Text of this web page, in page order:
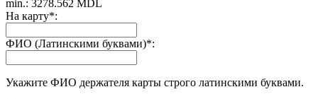
min.: 3278.562 MDL
На карту*:
ФИО (Латинскими буквами)*:
Укажите ФИО держателя карты строго латинскими буквами.